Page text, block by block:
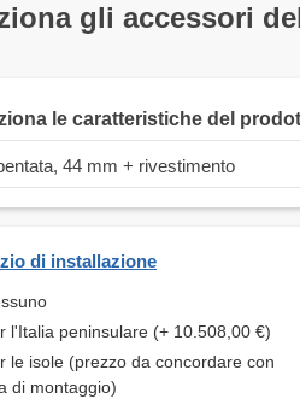
gli accessori
le caratteristiche del
44 mm + rivestimento
di installazione
l'Italia peninsulare (+ 10.508,00 €)
le isole (prezzo da concordare con
di montaggio)